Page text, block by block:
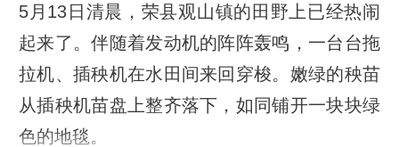
5月13日清晨，荣县观山镇的田野上已经热闹
起来了。伴随着发动机的阵阵轰鸣，一台台拖
拉机、插秧机在水田间来回穿梭。嫩绿的秧苗
从插秧机苗盘上整齐落下，如同铺开一块块绿
色的地毯。